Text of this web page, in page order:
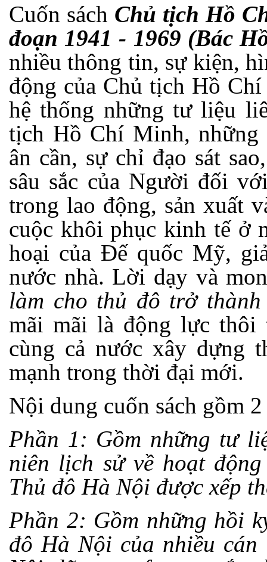
Cuốn sách Chủ tịch Hồ
đoạn 1941 - 1969 (Bác
nhiều thông tin, sự kiện,
động của Chủ tịch Hồ
hệ thống những tư liệu
tịch Hồ Chí Minh, những
ân cần, sự chỉ đạo sát
sâu sắc của Người đối
trong lao động, sản xuất
cuộc khôi phục kinh tế ở
hoại của Đế quốc Mỹ,
nước nhà. Lời dạy và
làm cho thủ đô trở
mãi mãi là động lực thôi
cùng cả nước xây dựng
mạnh trong thời đại mới.
Nội dung cuốn sách gồm
Phần 1: Gồm những tư
niên lịch sử về hoạt
Thủ đô Hà Nội được xếp
Phần 2: Gồm những hồi
đô Hà Nội của nhiều